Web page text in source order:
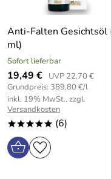
Anti-Falten Gesichtsöl
ml)
Sofort lieferbar
19,49 €
UVP 22,70 €
Grundpreis: 389,80 €/l
inkl. 19% MwSt., zzgl.
Versandkosten
***** (6)